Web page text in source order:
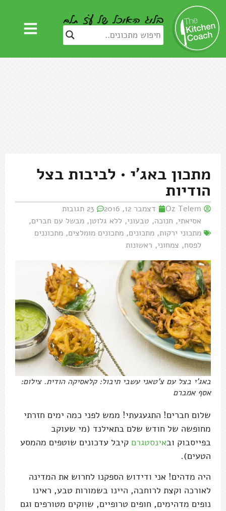
מתכון באג'י • לביבות בצל
הודיות
Oz Telem דצמבר 12, 2016
23 תגובות
אסיאתי, חנוכה, טבעוני, ללא גלוטן, מבשל עם חברים,
מתכוני ירקות, מתכונים, מתכונים מומלצים, מתכוננים
לפסח, צמחוני, ראשונות
באג'י בצל עם צ'טאני עשבי תיבול: קלאסיקה הודית. צילום:
אסף אמברם
שלום חברים! התגעגעתי! ממש לפני כמה ימים חזרתי
מחופשה של חודש שלם בתאילנד (מי שעוקב
בפייסבוק ובאינסטגרם קיבל עדכונים שוטפים מהמסע
הטעים).
היה מדהים! אני ודידוש הספקנו לחרוש את המדינה
לאורכה וקצת לרוחבה, היינו בשמורות טבע, ראינו
נופים מדהימים, חופים טרופיים, שווקים מטורפים וגם